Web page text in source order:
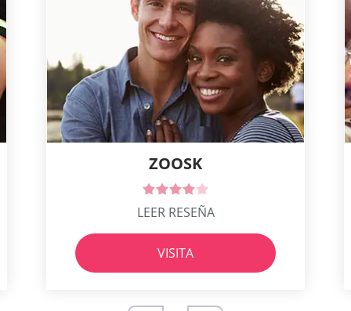
ZOOSK
LEER RESEÑA
VISITA